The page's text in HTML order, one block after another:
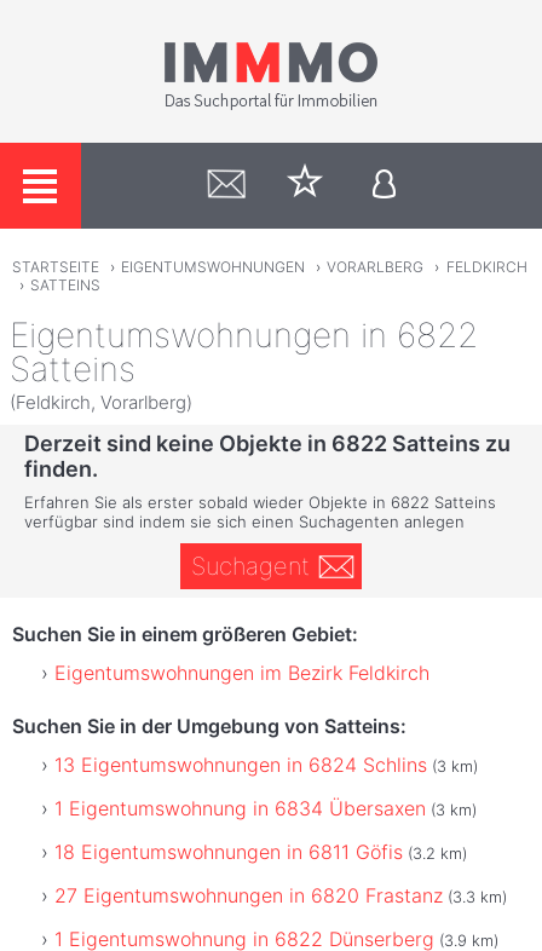
STARTSEITE › EIGENTUMSWOHNUNGEN › VORARLBERG › FELDKIRCH
› SATTEINS
Eigentumswohnungen in 6822
Satteins
(Feldkirch, Vorarlberg)
Derzeit sind keine Objekte in 6822 Satteins zu
finden.
Erfahren Sie als erster sobald wieder Objekte in 6822 Satteins
verfügbar sind indem sie sich einen Suchagenten anlegen
Suchagent
Suchen Sie in einem größeren Gebiet:
Eigentumswohnungen im Bezirk Feldkirch
Suchen Sie in der Umgebung von Satteins:
13 Eigentumswohnungen in 6824 Schlins (3 km)
1 Eigentumswohnung in 6834 Übersaxen (3 km)
18 Eigentumswohnungen in 6811 Göfis (3.2 km)
27 Eigentumswohnungen in 6820 Frastanz (3.3 km)
1 Eigentumswohnung in 6822 Dünserberg (3.9 km)